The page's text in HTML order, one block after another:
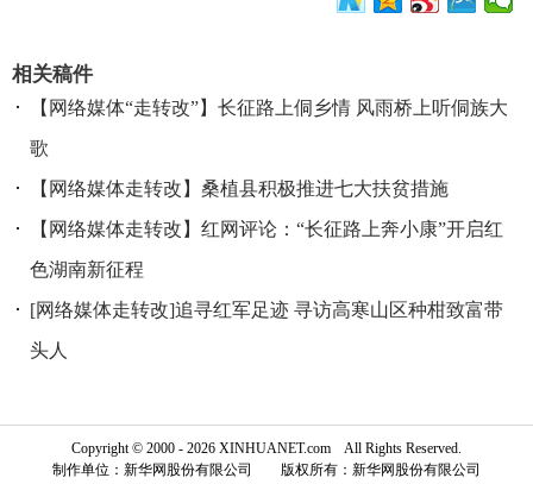
相关稿件
【网络媒体“走转改”】长征路上侗乡情 风雨桥上听侗族大
歌
【网络媒体走转改】桑植县积极推进七大扶贫措施
【网络媒体走转改】红网评论：“长征路上奔小康”开启红
色湖南新征程
[网络媒体走转改]追寻红军足迹 寻访高寒山区种柑致富带
头人
Copyright © 2000 - 2026 XINHUANET.com All Rights Reserved.
制作单位：新华网股份有限公司 版权所有：新华网股份有限公司